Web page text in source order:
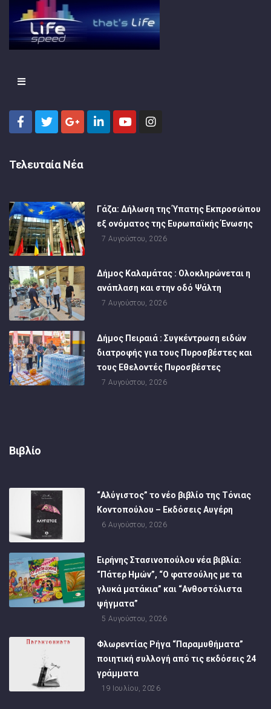
Τελευταία Νέα
Γάζα: Δήλωση της Ύπατης Εκπροσώπου
εξ ονόματος της Ευρωπαϊκής Ένωσης
7 Αυγούστου, 2026
Δήμος Καλαμάτας : Ολοκληρώνεται η
ανάπλαση και στην οδό Ψάλτη
7 Αυγούστου, 2026
Δήμος Πειραιά : Συγκέντρωση ειδών
διατροφής για τους Πυροσβέστες και
τους Εθελοντές Πυροσβέστες
7 Αυγούστου, 2026
Βιβλίο
“Αλύγιστος” το νέο βιβλίο της Τόνιας
Κοντοπούλου – Εκδόσεις Αυγέρη
6 Αυγούστου, 2026
Ειρήνης Στασινοπούλου νέα βιβλία:
“Πάτερ Ημών”, “Ο φατσούλης με τα
γλυκά ματάκια” και “Ανθοστόλιστα
ψήγματα”
5 Αυγούστου, 2026
Φλωρεντίας Ρήγα “Παραμυθήματα”
ποιητική συλλογή από τις εκδόσεις 24
γράμματα
19 Ιουλίου, 2026